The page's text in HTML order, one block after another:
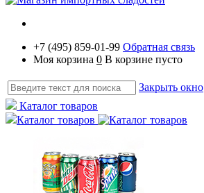
+7 (495) 859-01-99 Обратная связь
Моя корзина 0 В корзине пусто
Закрыть окно
Каталог товаров
Каталог товаров